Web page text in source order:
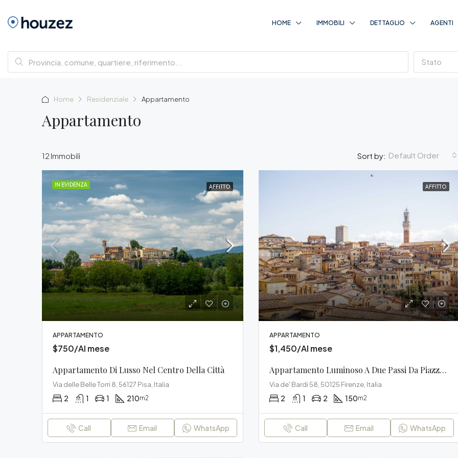
HOME IMMOBILI DETTAGLIO AGENTI
Stato
Home Residenziale Appartamento
Appartamento
12 Immobili Sort by: Default Order
IN EVIDENZA AFFITTO
APPARTAMENTO
$750/Al mese
Appartamento Di Lusso Nel Centro Della Città
Via delle Belle Torri 8, 56127 Pisa, Italia
2 1 1 210m2
Call Email WhatsApp
AFFITTO
APPARTAMENTO
$1,450/Al mese
Appartamento Luminoso A Due Passi Da Piazza Del Campo
Via de' Bardi 58, 50125 Firenze, Italia
2 1 2 150m2
Call Email WhatsApp
$235,000
Via del Pionta 33, 52100